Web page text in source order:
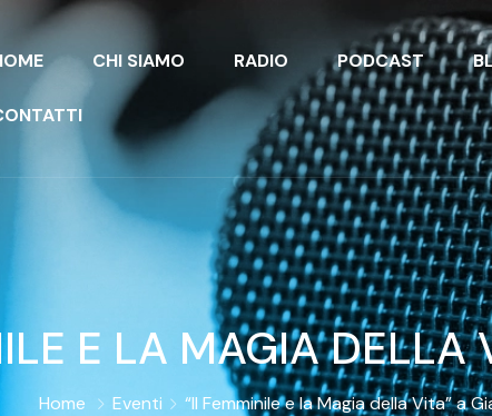
CHI SIAMO RADIO PODCAST
E LA MAGIA DELLA
Home Eventi “Il Femminile e la Magia della Vita” a